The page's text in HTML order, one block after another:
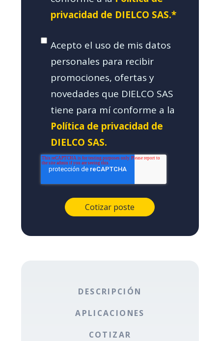
privacidad de DIELCO SAS.*
Acepto el uso de mis datos
personales para recibir
promociones, ofertas y
novedades que DIELCO SAS
tiene para mí conforme a la
Política de privacidad de
DIELCO SAS.
DESCRIPCIÓN
APLICACIONES
COTIZAR